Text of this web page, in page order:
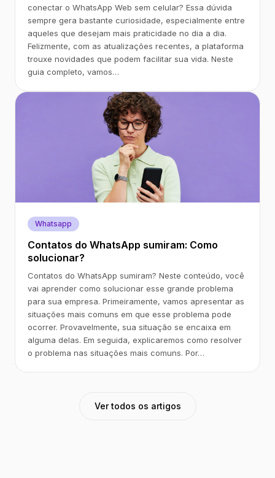
conectar o WhatsApp Web sem celular? Essa dúvida
sempre gera bastante curiosidade, especialmente entre
aqueles que desejam mais praticidade no dia a dia.
Felizmente, com as atualizações recentes, a plataforma
trouxe novidades que podem facilitar sua vida. Neste
guia completo, vamos…
Whatsapp
Contatos do WhatsApp sumiram: Como
solucionar?
Contatos do WhatsApp sumiram? Neste conteúdo, você
vai aprender como solucionar esse grande problema
para sua empresa. Primeiramente, vamos apresentar as
situações mais comuns em que esse problema pode
ocorrer. Provavelmente, sua situação se encaixa em
alguma delas. Em seguida, explicaremos como resolver
o problema nas situações mais comuns. Por…
Ver todos os artigos